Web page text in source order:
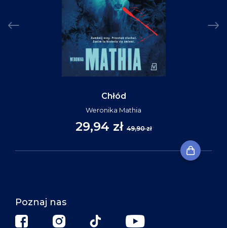
Chłód
Weronika Mathia
29,94 zł 49,90 zł
Poznaj nas